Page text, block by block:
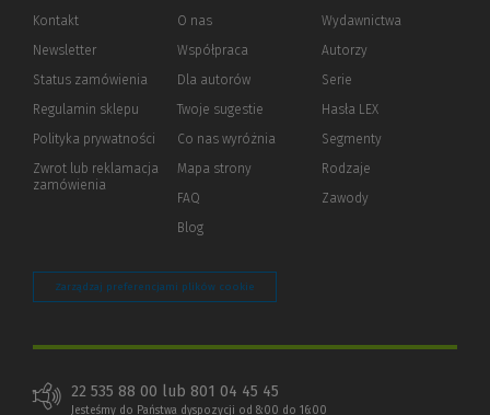
Kontakt
Newsletter
Status zamówienia
Regulamin sklepu
Polityka prywatności (Nowe
(Link
innej
Zwrot lub reklamacja
zamówienia
O nas
Współpraca
Dla autorów(Nowe
(Link
innej
strony)
Twoje sugestie
Co nas wyróżnia
Mapa strony
FAQ
Blog
Wydawnictwa
Autorzy
Serie
Hasła LEX
Segmenty
Rodzaje
Zawody
Zarządzaj preferencjami plików cookie
22 535 88 00 lub 801 04 45 45
Jesteśmy do Państwa dyspozycji od 8:00 do 16:00